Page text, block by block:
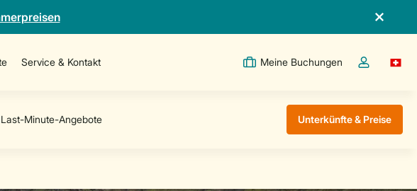
Service & Kontakt Meine Buchungen
Dropdown-
Unterkünfte & Preise